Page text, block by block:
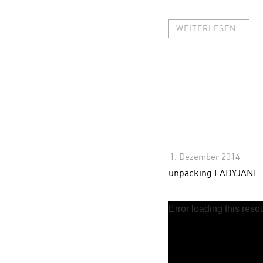
WEITERLESEN..
1. Dezember 2014
unpacking LADYJANE
Error loading this